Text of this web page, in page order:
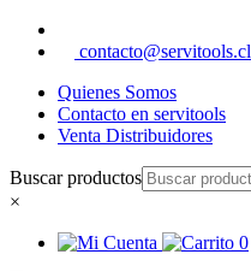
contacto@servitools.cl
Quienes Somos
Contacto en servitools
Venta Distribuidores
Buscar productos
×
0